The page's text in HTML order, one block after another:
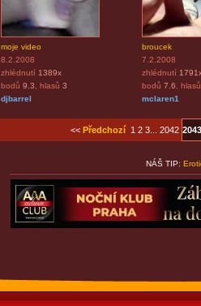
moje video
8.2.2008
zhlédnutí 1389x
bodů 9.3 , hlasů 3
djbarrel
broucek
7.2.2008
zhlédnutí
bodů 7.6 , hlasů
mclaren1
<< Předchozí 1 2 3... 2042 2043
NÁŠ TIP: